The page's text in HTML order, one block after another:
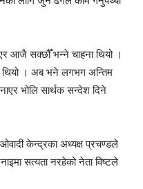
आजै सक्छौँ भन्ने चाहना थियो ।
थियो । अब भने लगभग अन्तिम
भोलि सार्थक सन्देश दिने
केन्द्रका अध्यक्ष प्रचण्डले
सत्यता नरहेको नेता विष्टले